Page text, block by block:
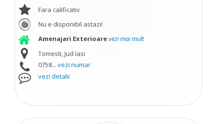
Fara calificativ
Nu e disponibil astazi!
Amenajari Exterioarevezi mai mult
Tomesti, Jud Iasi
0758... vezi numar
vezi detalii